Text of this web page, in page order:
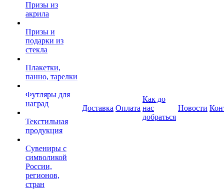
Призы из
акрила
Призы и
подарки из
стекла
Плакетки,
панно, тарелки
Футляры для
наград
Текстильная
продукция
Сувениры с
символикой
России,
регионов,
стран
Доставка Оплата
Как до
нас
добраться
Новости